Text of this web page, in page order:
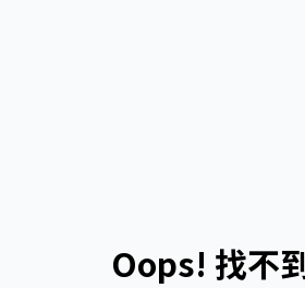
Oops! 找不